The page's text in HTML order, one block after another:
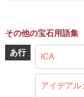
その他の宝石用語集
あ行 ICA
アイデアル